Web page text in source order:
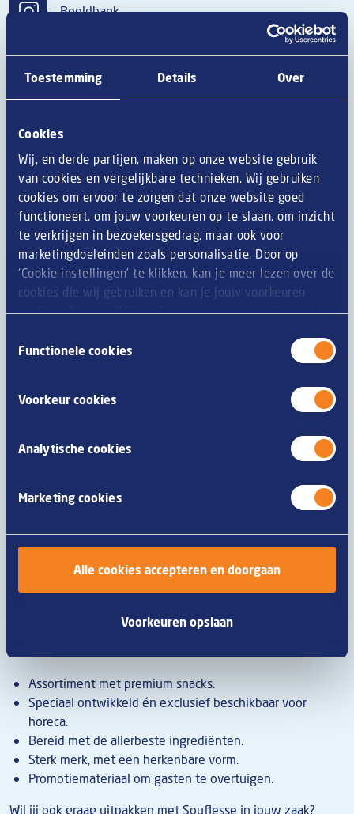
Toestemming Details Over
Cookies
Wij, en derde partijen, maken op onze website gebruik
van cookies en vergelijkbare technieken. Wij gebruiken
cookies om ervoor te zorgen dat onze website goed
functioneert, om jouw voorkeuren op te slaan, om inzicht
te verkrijgen in bezoekersgedrag, maar ook voor
marketingdoeleinden zoals personalisatie. Door op
‘Cookie instellingen’ te klikken, kan je meer lezen over de
cookies die wij gebruiken en kan je jouw voorkeuren
opslaan. Door op ‘Alle cookies accepteren en doorgaan’
cookies zoals omschreven in onze
Functionele cookies
Voorkeur cookies
Analytische cookies
Marketing cookies
Alle cookies accepteren en doorgaan
Voorkeuren opslaan
Beeldbank
Een compleet assortiment
heuse‘melt mania’.
meerdere varianten, zodat je kan inspelen op àlle
eetmomenten van je gasten. Met pikante kaas of tomaat
mozzarella, als ovenvariant of in miniformaat voor tijdens de
borrel. Er is een Souflesse voor elk moment, voor elke gast.
Ontdek alle varianten →
Waarom kiezen ondernemers voor
Souflesse is de favoriete kaassoufflé van België. Niet enkel
jouw gasten zijn gek op de Souflesse. Dit is waarom
frituristen en horecaondernemers bewust kiezen voor
Assortiment met premium snacks.
Speciaal ontwikkeld én exclusief beschikbaar voor
horeca.
Bereid met de allerbeste ingrediënten.
Sterk merk, met een herkenbare vorm.
Promotiemateriaal om gasten te overtuigen.
Wil jij ook graag uitpakken met Souflesse in jouw zaak?